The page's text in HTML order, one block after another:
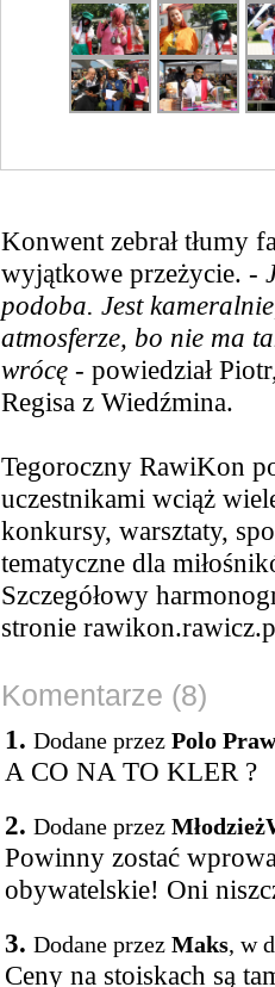
Konwent zebrał tłumy
wyjątkowe przeżycie. -
podoba. Jest
atmosferze, bo nie ma
wrócę - powiedział
Regisa z Wiedźmina.
Tegoroczny RawiKon
uczestnikami wciąż
konkursy, warsztaty,
tematyczne dla
Szczegółowy
stronie
Komentarze (8)
1. Dodane przez Polo
A CO NA TO KLER ?
2. Dodane przez
Powinny zostać
obywatelskie! Oni
3. Dodane przez Maks, w
Ceny na stoiskach są